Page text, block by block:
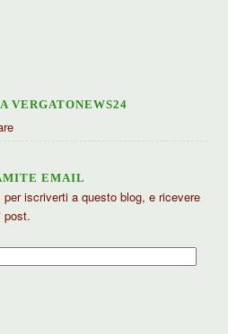
VERGATONEWS24
EMAIL
iscriverti a questo blog, e ricevere
post.